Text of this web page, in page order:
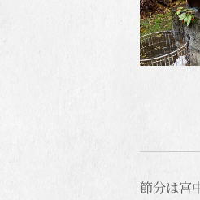
節分は宮